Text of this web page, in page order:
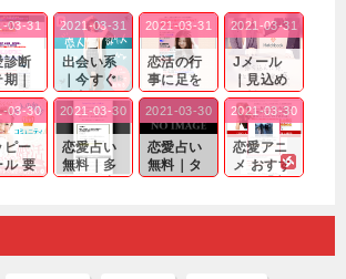
診断
｜
男女
。
03-31
出会い系
｜今すぐ
仲良くな
れる相手
探しをし
たいと...
2021-03-31
恋活の行
事に足を
運んでも
出会いの
チャンス
が訪れ...
2021-03-31
Jメール
｜見込め
る効果が
確実なも
のであっ
ても…...
2021-03-31
ピー
ル 要
ので
03-30
恋愛占い
無料｜多
プリの内
2021-03-30
恋愛占い
無料｜タ
る人に恋
2021-03-30
恋愛アニ
メ おすす
雑で素人
2021-03-30